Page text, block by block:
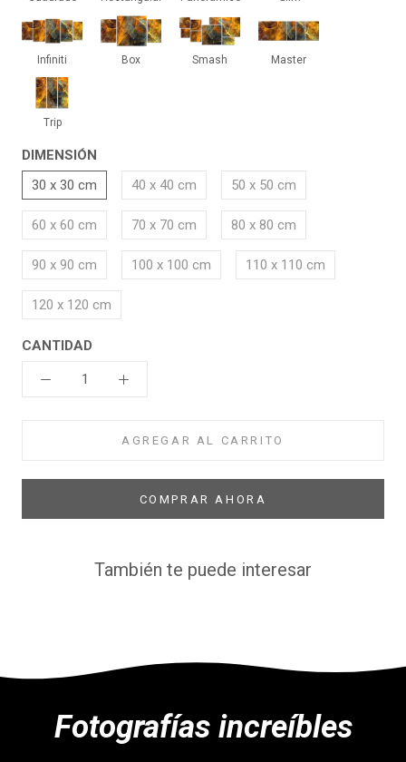
Infiniti
Infiniti
Box
Box
Smash
Smash
Master
Master
Trip
Trip
DIMENSIÓN
30 x 30 cm
40 x 40 cm 50 x 50 cm
60 x 60 cm 70 x 70 cm 80 x 80 cm
90 x 90 cm 100 x 100 cm 110 x 110 cm
120 x 120 cm
CANTIDAD
AGREGAR AL CARRITO
COMPRAR AHORA
También te puede interesar
Fotografías increíbles